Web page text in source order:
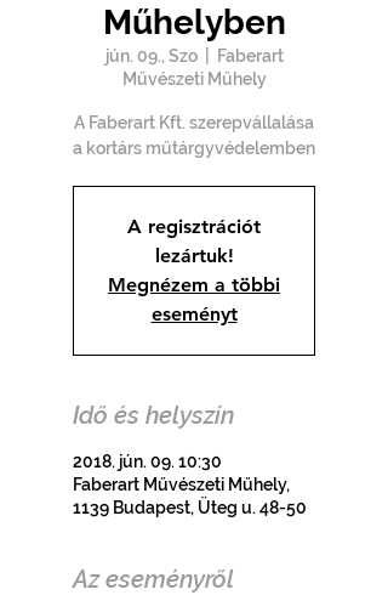
Műhelyben
jún. 09., Szo
  |
Faberart
Művészeti Műhely
A Faberart Kft. szerepvállalása
a kortárs műtárgyvédelemben
A regisztrációt
lezártuk!
Megnézem a többi
eseményt
Idő és helyszín
2018. jún. 09. 10:30
Faberart Művészeti Műhely,
1139 Budapest, Üteg u. 48-50
Az eseményről